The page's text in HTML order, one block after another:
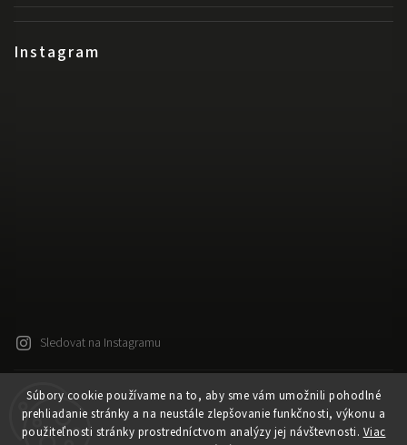
Súbory cookie používame na to, aby sme vám umožnili pohodlné
prehliadanie stránky a na neustále zlepšovanie funkčnosti, výkonu a
použiteľnosti stránky prostredníctvom analýzy jej návštevnosti. Viac
Instagram
Sledovat na Instagramu
Copyright 2026Released. Všechna práva vyhrazena.
Upravit nastavení cookies